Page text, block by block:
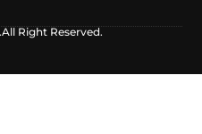
Right Reserved.